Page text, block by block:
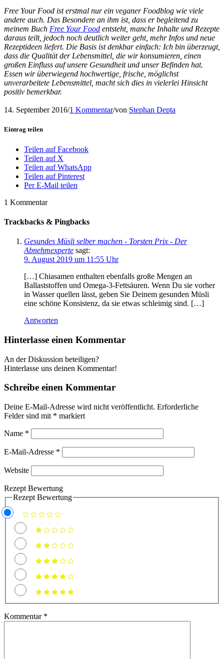
Free Your Food ist erstmal nur ein veganer Foodblog wie viele
andere auch. Das Besondere an ihm ist, dass er begleitend zu
meinem Buch Free Your Food entsteht, manche Inhalte und Rezepte
daraus teilt, jedoch noch deutlich weiter geht, mehr Infos und neue
Rezeptideen liefert. Die Basis ist denkbar einfach: Ich bin überzeugt,
dass die Qualität der Lebensmittel, die wir konsumieren, einen
großen Einfluss auf unsere Gesundheit und unser Befinden hat.
Essen wir überwiegend hochwertige, frische, möglichst
unverarbeitete Lebensmittel, macht sich dies in vielerlei Hinsicht
positiv bemerkbar.
14. September 2016/1 Kommentar/von Stephan Depta
Eintrag teilen
Teilen auf Facebook
Teilen auf X
Teilen auf WhatsApp
Teilen auf Pinterest
Per E-Mail teilen
1 Kommentar
Trackbacks & Pingbacks
Gesundes Müsli selber machen - Torsten Prix - Der
Abnehmexperte sagt:
9. August 2019 um 11:55 Uhr
[…] Chiasamen enthalten ebenfalls große Mengen an
Ballaststoffen und Omega-3-Fettsäuren. Wenn Du sie vorher
in Wasser quellen lässt, geben Sie Deinem gesunden Müsli
eine schöne Konsistenz, da sie etwas schleimig sind. […]
Antworten
Hinterlasse einen Kommentar
An der Diskussion beteiligen?
Hinterlasse uns deinen Kommentar!
Schreibe einen Kommentar
Deine E-Mail-Adresse wird nicht veröffentlicht. Erforderliche
Felder sind mit * markiert
Name *
E-Mail-Adresse *
Website
Rezept Bewertung
Rezept Bewertung
Kommentar *